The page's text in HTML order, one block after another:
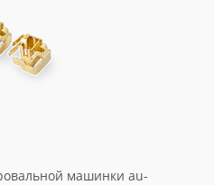
машинки au-